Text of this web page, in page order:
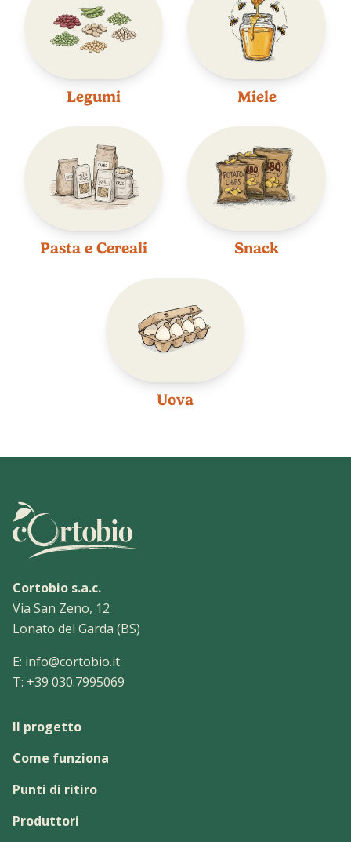
Legumi Miele
Pasta e Cereali Snack
Uova
Cortobio s.a.c.
Via San Zeno, 12
Lonato del Garda (BS)
E: info@cortobio.it
T: +39 030.7995069
Il progetto
Come funziona
Punti di ritiro
Produttori